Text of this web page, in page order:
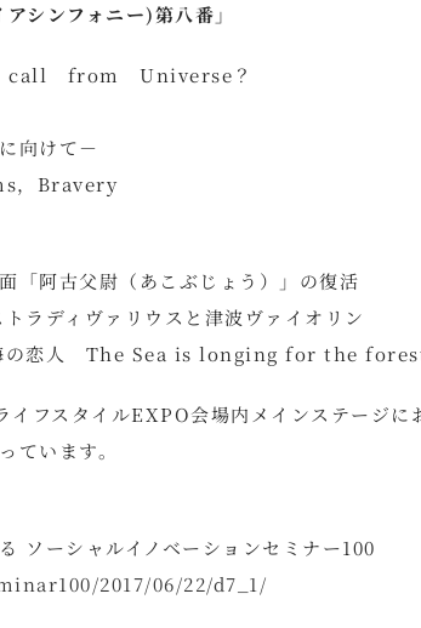
アシンフォニー)第八番」
from Universe？
向けて－
，Bravery
阿古父尉（あこぶじょう）」の復活
ラディヴァリウスと津波ヴァイオリン
の恋人 The Sea is longing for the
フスタイルEXPO会場内メインステージに
ています。
ソーシャルイノベーションセミナー100
2017/06/22/d7_1/